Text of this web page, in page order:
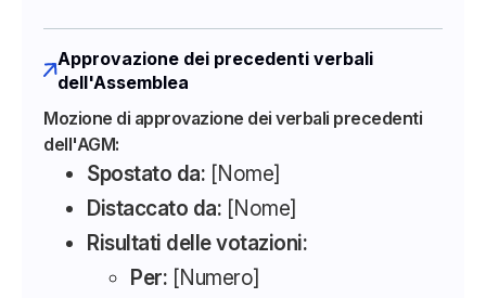
Approvazione dei precedenti verbali
dell'Assemblea
Mozione di approvazione dei verbali precedenti
dell'AGM:
Spostato da: [Nome]
Distaccato da: [Nome]
Risultati delle votazioni:
Per: [Numero]